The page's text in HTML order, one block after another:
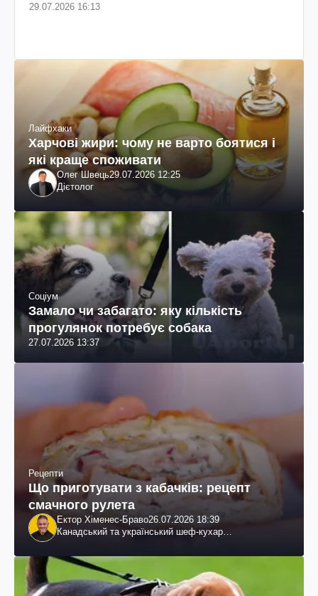
29.07.2026 16:13
Лайфхаки
Харчові жири: чому не варто боятися і
які краще споживати
Олег Швець29.07.2026 12:25
Дієтолог
Соціум
Замало чи забагато: яку кількість
прогулянок потребує собака
27.07.2026 13:37
Рецепти
Що приготувати з кабачків: рецепт
смачного рулета
Ектор Хіменес-Браво26.07.2026 18:39
Канадський та український шеф-кухар